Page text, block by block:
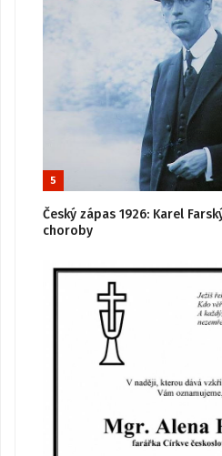
5
Český zápas 1926: Karel
choroby